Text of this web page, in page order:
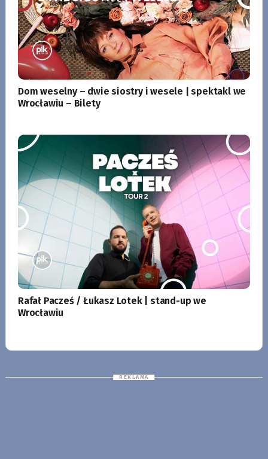
Dom weselny – dwie siostry i wesele | spektakl we
Wrocławiu – Bilety
Rafał Pacześ / Łukasz Lotek | stand-up we
Wrocławiu